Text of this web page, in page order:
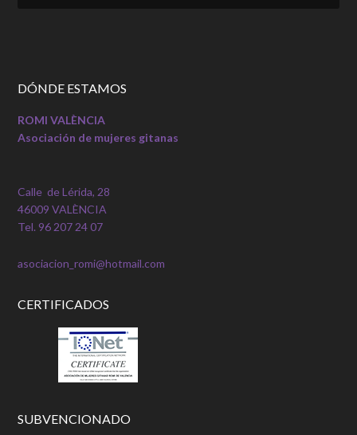
DÓNDE ESTAMOS
ROMI VALÈNCIA
Asociación de mujeres gitanas
Calle de Lérida, 28
46009 VALÈNCIA
Tel. 96 207 24 07
asociacion_romi@hotmail.com
CERTIFICADOS
SUBVENCIONADO